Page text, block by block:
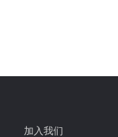
加入我们